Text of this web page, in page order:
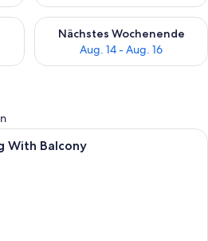
für dieses Wochenende, Aug. 7
Nächstes Wochenende
Aug. 14 - Aug. 16
Überprüfe die Verfügbarkeit
Ein Hotelzimmer mit einem Bett,
With Balcony